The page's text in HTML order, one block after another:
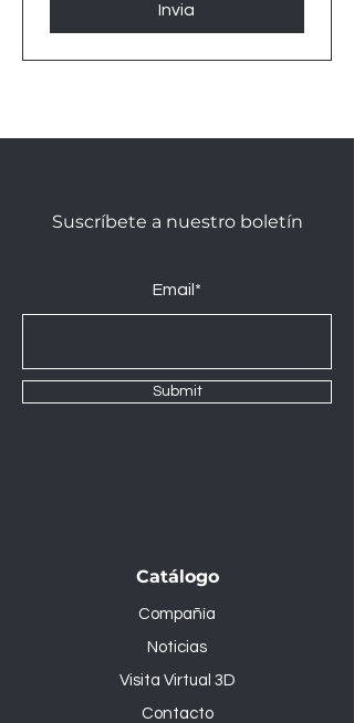
Invia
Suscríbete a nuestro boletín
Email*
Submit
Catálogo
Compañía
Noticias
Visita Virtual 3D
Contacto